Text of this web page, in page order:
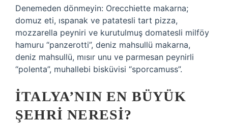
Denemeden dönmeyin: Orecchiette makarna;
domuz eti, ıspanak ve patatesli tart pizza,
mozzarella peyniri ve kurutulmuş domatesli milföy
hamuru “panzerotti”, deniz mahsullü makarna,
deniz mahsullü, mısır unu ve parmesan peynirli
“polenta”, muhallebi bisküvisi “sporcamuss”.
İTALYA’NIN EN BÜYÜK
ŞEHRI NERESI?